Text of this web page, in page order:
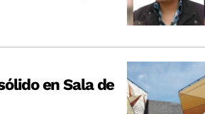
en Sala de